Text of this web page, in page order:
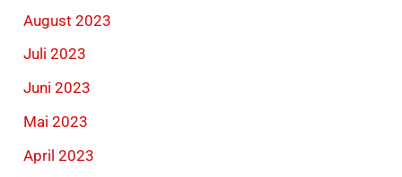
August 2023
Juli 2023
Juni 2023
Mai 2023
April 2023